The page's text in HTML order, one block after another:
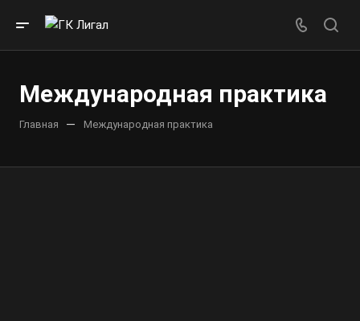
Международная практика
Главная — Международная практика